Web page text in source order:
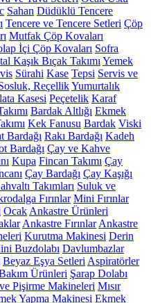
Sahan Düdüklü Tencere
Tencere ve Tencere Setleri Çöp
Mutfak Çöp Kovaları
İçi Çöp Kovaları Sofra
Kaşık Bıçak Takımı Yemek
Sürahi Kase Tepsi Servis ve
ReçellikYumurtalık
Kasesi Peçetelik Karaf
Bardak Altlığı Ekmek
Kek Fanusu Bardak Viski
Bardağı Rakı Bardağı Kadeh
Bardağı Çay ve Kahve
Kupa Fincan Takımı Çay
Çay Bardağı Çay Kaşığı
Takımları Suluk ve
Fırınlar Mini Fırınlar
Ocak Ankastre Ürünleri
Ankastre Fırınlar Ankastre
Kurutma Makinesi Derin
Buzdolabı Davlumbazlar
Beyaz Eşya Setleri Aspiratörler
Ürünleri Şarap Dolabı
Pişirme Makineleri Mısır
Yapma Makinesi Ekmek